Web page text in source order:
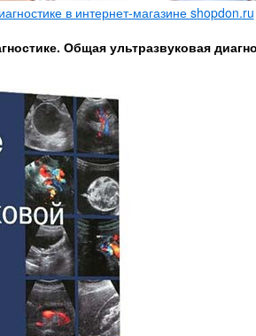
в интернет-магазине shopdon.ru
Общая ультразвуковая